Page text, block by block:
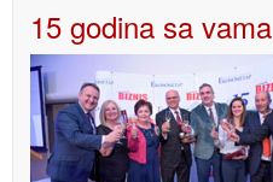
15 godina sa vama